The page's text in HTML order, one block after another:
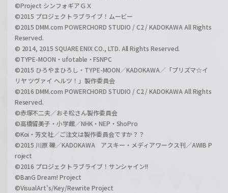
©Project シンフォギアＧＸ
©2015 プロジェクトラブライブ！ムービー
©2015 DMM.com POWERCHORD STUDIO / C2 / KADOKAWA All Rights
Reserved.
© 2014, 2015 SQUARE ENIX CO., LTD. All Rights Reserved.
©TYPE-MOON・ufotable・FSNPC
©2015 ひろやまひろし・TYPE-MOON／KADOKAWA／「プリズマ☆イ
リヤ ツヴァイ ヘルツ！」製作委員会
©2016 DMM.com POWERCHORD STUDIO / C2 / KADOKAWA All Rights
Reserved.
©赤塚不二夫／おそ松さん製作委員会
©高橋留美子・小学館／NHK・NEP・ShoPro
©Koi・芳文社／ご注文は製作委員会ですか？？
©2015 川原 礫／KADOKAWA アスキー・メディアワークス刊／AWIB P
roject
©2016 プロジェクトラブライブ！サンシャイン!!
©BanG Dream! Project
©VisualArt's/Key/Rewrite Project